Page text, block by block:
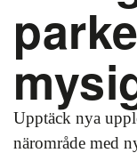
Upptäck nya
närområde med